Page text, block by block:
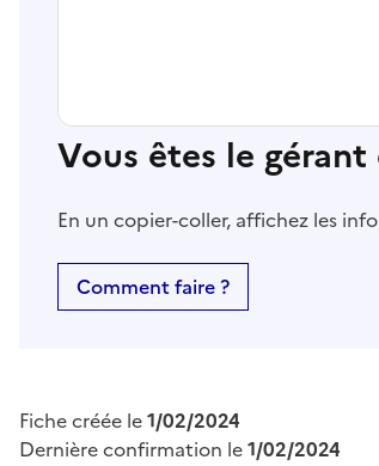
Vous êtes le
En un copier-coller, affichez les
Comment faire ?
Fiche créée le1/02/2024
Dernière confirmation le1/02/2024